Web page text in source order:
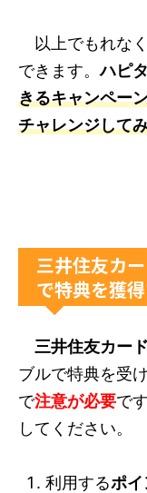
以上でもれな
できます。ハピ
きるキャンペー
チャレンジして
三井住友カ
で特典を獲
三井住友カード
ブルで特典を受
で注意が必要で
してください。
利用するポイ